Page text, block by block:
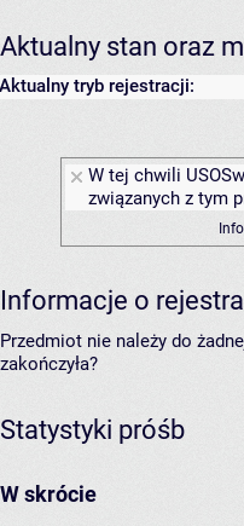
Aktualny stan oraz
Aktualny tryb rejestracji:
W tej chwili
związanych z tym
Informacje o
Przedmiot nie należy do
zakończyła?
Statystyki próśb
W skrócie